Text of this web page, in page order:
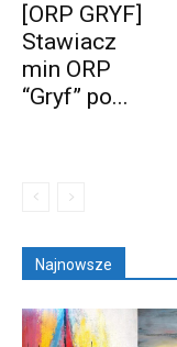
[ORP GRYF]
Stawiacz
min ORP
“Gryf” po...
Najnowsze